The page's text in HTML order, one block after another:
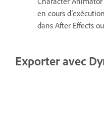
en cours
dans After Effects
Exporter avec